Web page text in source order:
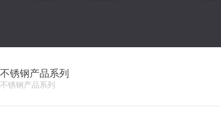
不锈钢产品系列
不锈钢产品系列